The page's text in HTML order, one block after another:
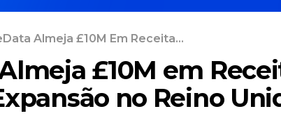
Almeja £10M Em Receita...
£10M em
no Reino